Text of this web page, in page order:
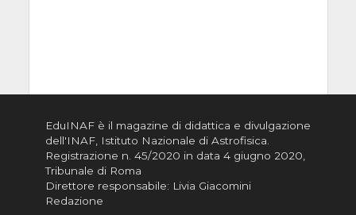
EduINAF è il magazine di didattica e divulgazione
dell'INAF, Istituto Nazionale di Astrofisica
Registrazione n. 45/2020 in data 4 giugno 2020,
Tribunale di Roma
Direttore responsabile: Livia Giacomini
Redazione